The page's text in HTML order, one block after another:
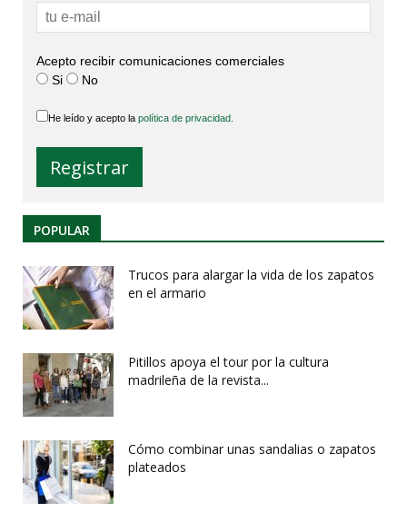
Acepto recibir comunicaciones comerciales
Si
No
He leído y acepto la política de privacidad.
POPULAR
Trucos para alargar la vida de los zapatos
en el armario
Pitillos apoya el tour por la cultura
madrileña de la revista...
Cómo combinar unas sandalias o zapatos
plateados